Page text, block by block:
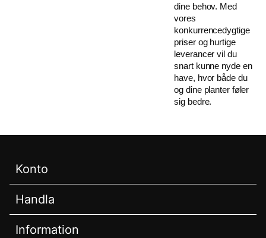
dine behov. Med
vores
konkurrencedygtige
priser og hurtige
leverancer vil du
snart kunne nyde en
have, hvor både du
og dine planter føler
sig bedre.
Konto
Handla
Information